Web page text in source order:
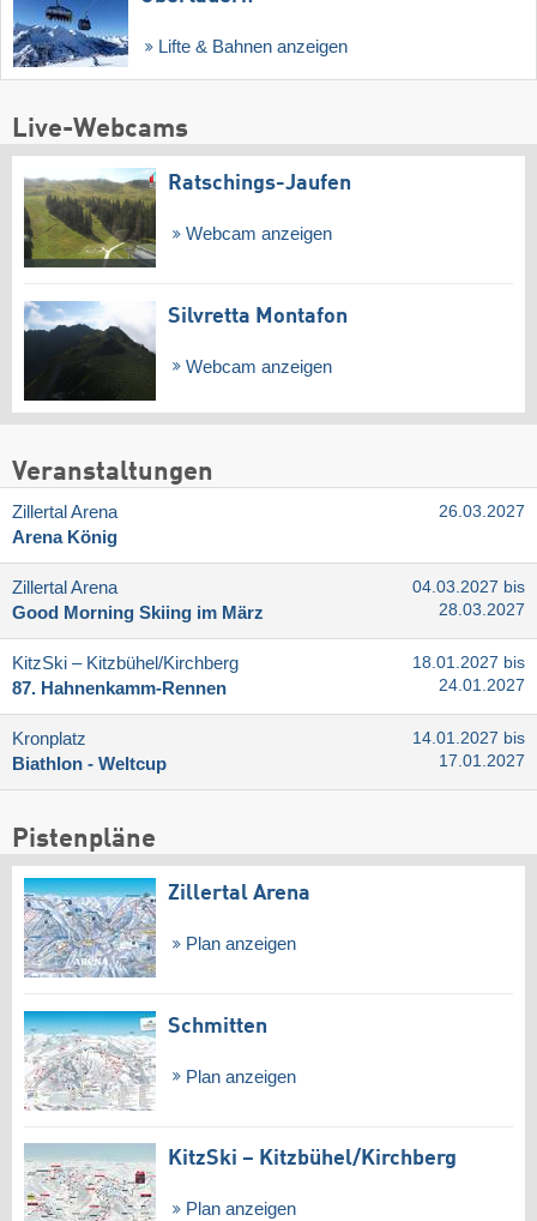
Lifte & Bahnen anzeigen
Live-Webcams
Ratschings-Jaufen
Webcam anzeigen
Silvretta Montafon
Webcam anzeigen
Veranstaltungen
Zillertal Arena
Arena König
26.03.2027
Zillertal Arena
Good Morning Skiing im März
04.03.2027 bis
28.03.2027
KitzSki – Kitzbühel/​Kirchberg
87. Hahnenkamm-Rennen
18.01.2027 bis
24.01.2027
Kronplatz
Biathlon - Weltcup
14.01.2027 bis
17.01.2027
Pistenpläne
Zillertal Arena
Plan anzeigen
Schmitten
Plan anzeigen
KitzSki – Kitzbühel/​Kirchberg
Plan anzeigen